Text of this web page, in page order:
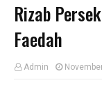
Rizab
Faedah
Admin